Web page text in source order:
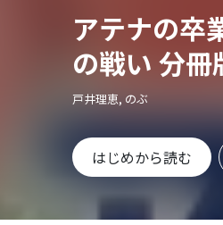
アテナの卒
の戦い 分冊
戸井理恵, のぶ
はじめから読む